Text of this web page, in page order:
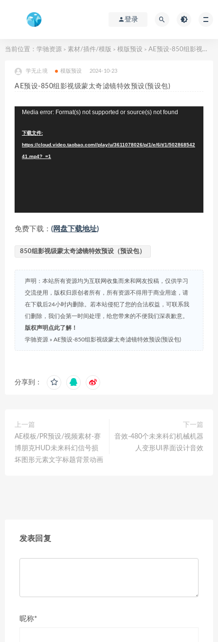
登录
当前位置： 学驰资源 > 素材/插件/模版 > 模版预设 > AE预设-850组影视级蒙太奇滤镜特效预设(预设包)
学无止境 模版预设 2024-10-23
AE预设-850组影视级蒙太奇滤镜特效预设(预设包)
Media error: Format(s) not supported or source(s) not found
下载文件:
https://cloud.video.taobao.com//play/u/3611078026/p/1/e/6/t/1/502868542
41.mp4?_=1
免费下载： (网盘下载地址)
850组影视级蒙太奇滤镜特效预设（预设包）
声明：本站所有资源均为互联网收集而来和网友投稿，仅供学习
交流使用，版权归原创者所有，所有资源不得用于商业用途，请
在下载后24小时内删除。若本站侵犯了您的合法权益，可联系我
们删除，我们会第一时间处理，给您带来的不便我们深表歉意。
版权声明点此了解！
学驰资源 » AE预设-850组影视级蒙太奇滤镜特效预设(预设包)
分享到：
上一篇
AE模板/PR预设/视频素材-赛
博朋克HUD未来科幻信号损
坏图形元素文字标题背景动画
下一篇
音效-480个未来科幻机械机器
人变形UI界面设计音效
发表回复
昵称*